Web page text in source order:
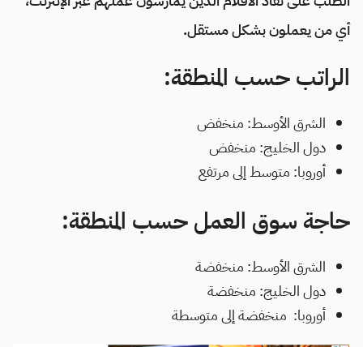
أي من يعملون بشكل مستقل.
الراتب حسب المنطقة:
الشرق الأوسط: منخفض
دول الخليج: منخفض
أوروبا: متوسط إلى مرتفع
حاجة سوق العمل حسب المنطقة:
الشرق الأوسط: منخفضة
دول الخليج: منخفضة
أوروبا: منخفضة إلى متوسطة